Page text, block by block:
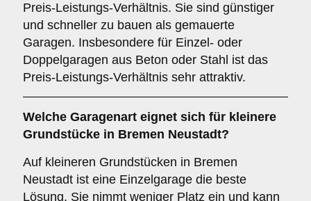
Preis-Leistungs-Verhältnis. Sie sind günstiger
und schneller zu bauen als gemauerte
Garagen. Insbesondere für Einzel- oder
Doppelgaragen aus Beton oder Stahl ist das
Preis-Leistungs-Verhältnis sehr attraktiv.
Welche Garagenart eignet sich für kleinere
Grundstücke in Bremen Neustadt?
Auf kleineren Grundstücken in Bremen
Neustadt ist eine Einzelgarage die beste
Lösung. Sie nimmt weniger Platz ein und kann